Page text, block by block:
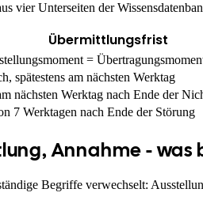
vier Unterseiten der
Übermittlungsfrist
=
spätestens am nächsten Werktag
nächsten Werktag nach Ende der
7 Werktagen nach Ende der Störung
Annahme - was
Begriffe verwechselt: